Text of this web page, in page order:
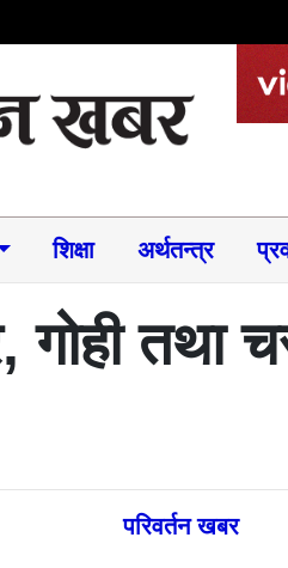
शिक्षा अर्थतन्त्र
गोही तथा
परिवर्तन खबर